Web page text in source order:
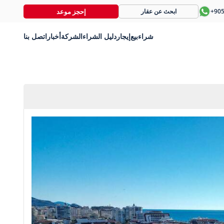
ابحث عن عقار إحجز موعد
شراءبيعإيجار دليل الشراءالشركةأخبار اتصل بنا